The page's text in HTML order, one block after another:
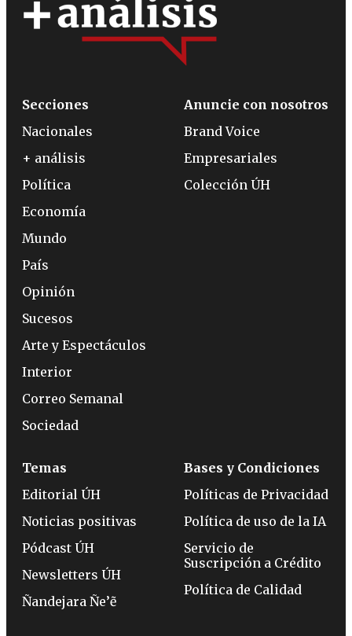
Secciones
Nacionales
+ análisis
Política
Economía
Mundo
País
Opinión
Sucesos
Arte y Espectáculos
Interior
Correo Semanal
Sociedad
Anuncie con nosotros
Brand Voice
Empresariales
Colección ÚH
Temas
Editorial ÚH
Noticias positivas
Pódcast ÚH
Newsletters ÚH
Ñandejara Ñe’ẽ
Bases y Condiciones
Políticas de Privacidad
Política de uso de la IA
Servicio de
Suscripción a Crédito
Política de Calidad